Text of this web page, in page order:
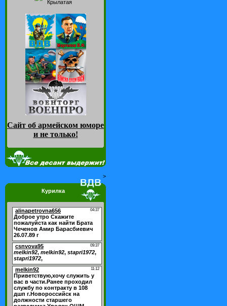
Сайт об армейском юморе
и не только!
>
Курилка